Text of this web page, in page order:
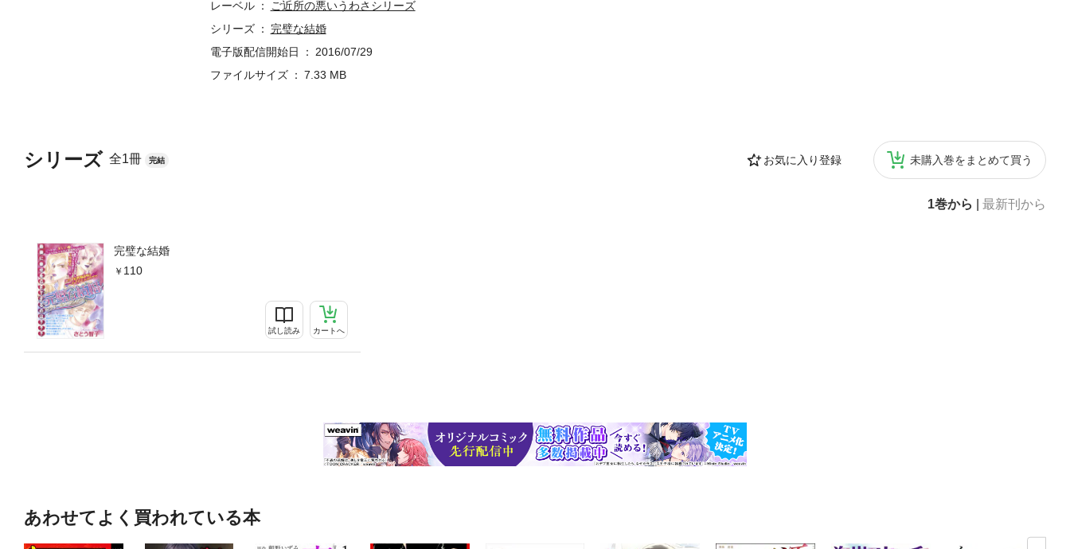
シリーズ 全1冊 完結 お気に入り登録 未購入巻をまとめて買う
1巻から 最新刊から
完璧な結婚
110
試し読み カートへ
レーベル
ご近所の悪いうわさシリーズ
シリーズ
完璧な結婚
電子版配信開始日
2016/07/29
ファイルサイズ
7.33 MB
あわせてよく買われている本